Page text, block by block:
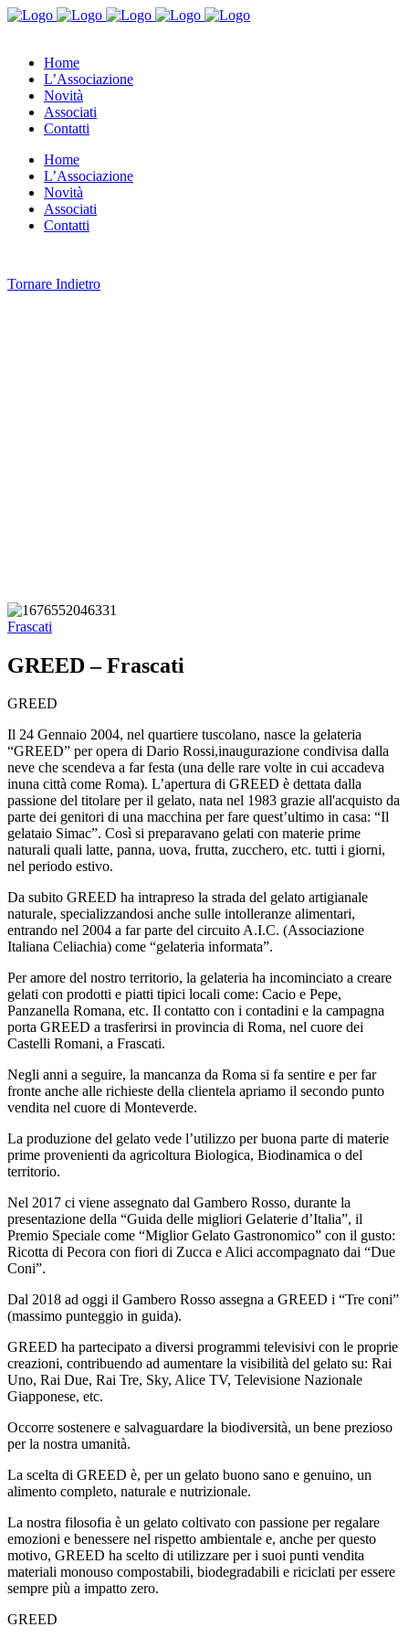
Home
L’Associazione
Novità
Associati
Contatti
Home
L’Associazione
Novità
Associati
Contatti
Tornare Indietro
Frascati
GREED – Frascati
GREED
Il 24 Gennaio 2004, nel quartiere tuscolano, nasce la gelateria
“GREED” per opera di Dario Rossi,inaugurazione condivisa dalla
neve che scendeva a far festa (una delle rare volte in cui accadeva
inuna città come Roma). L’apertura di GREED è dettata dalla
passione del titolare per il gelato, nata nel 1983 grazie all'acquisto da
parte dei genitori di una macchina per fare quest’ultimo in casa: “Il
gelataio Simac”. Così si preparavano gelati con materie prime
naturali quali latte, panna, uova, frutta, zucchero, etc. tutti i giorni,
nel periodo estivo.
Da subito GREED ha intrapreso la strada del gelato artigianale
naturale, specializzandosi anche sulle intolleranze alimentari,
entrando nel 2004 a far parte del circuito A.I.C. (Associazione
Italiana Celiachia) come “gelateria informata”.
Per amore del nostro territorio, la gelateria ha incominciato a creare
gelati con prodotti e piatti tipici locali come: Cacio e Pepe,
Panzanella Romana, etc. Il contatto con i contadini e la campagna
porta GREED a trasferirsi in provincia di Roma, nel cuore dei
Castelli Romani, a Frascati.
Negli anni a seguire, la mancanza da Roma si fa sentire e per far
fronte anche alle richieste della clientela apriamo il secondo punto
vendita nel cuore di Monteverde.
La produzione del gelato vede l’utilizzo per buona parte di materie
prime provenienti da agricoltura Biologica, Biodinamica o del
territorio.
Nel 2017 ci viene assegnato dal Gambero Rosso, durante la
presentazione della “Guida delle migliori Gelaterie d’Italia”, il
Premio Speciale come “Miglior Gelato Gastronomico” con il gusto:
Ricotta di Pecora con fiori di Zucca e Alici accompagnato dai “Due
Coni”.
Dal 2018 ad oggi il Gambero Rosso assegna a GREED i “Tre coni”
(massimo punteggio in guida).
GREED ha partecipato a diversi programmi televisivi con le proprie
creazioni, contribuendo ad aumentare la visibilità del gelato su: Rai
Uno, Rai Due, Rai Tre, Sky, Alice TV, Televisione Nazionale
Giapponese, etc.
Occorre sostenere e salvaguardare la biodiversità, un bene prezioso
per la nostra umanità.
La scelta di GREED è, per un gelato buono sano e genuino, un
alimento completo, naturale e nutrizionale.
La nostra filosofia è un gelato coltivato con passione per regalare
emozioni e benessere nel rispetto ambientale e, anche per questo
motivo, GREED ha scelto di utilizzare per i suoi punti vendita
materiali monouso compostabili, biodegradabili e riciclati per essere
sempre più a impatto zero.
GREED